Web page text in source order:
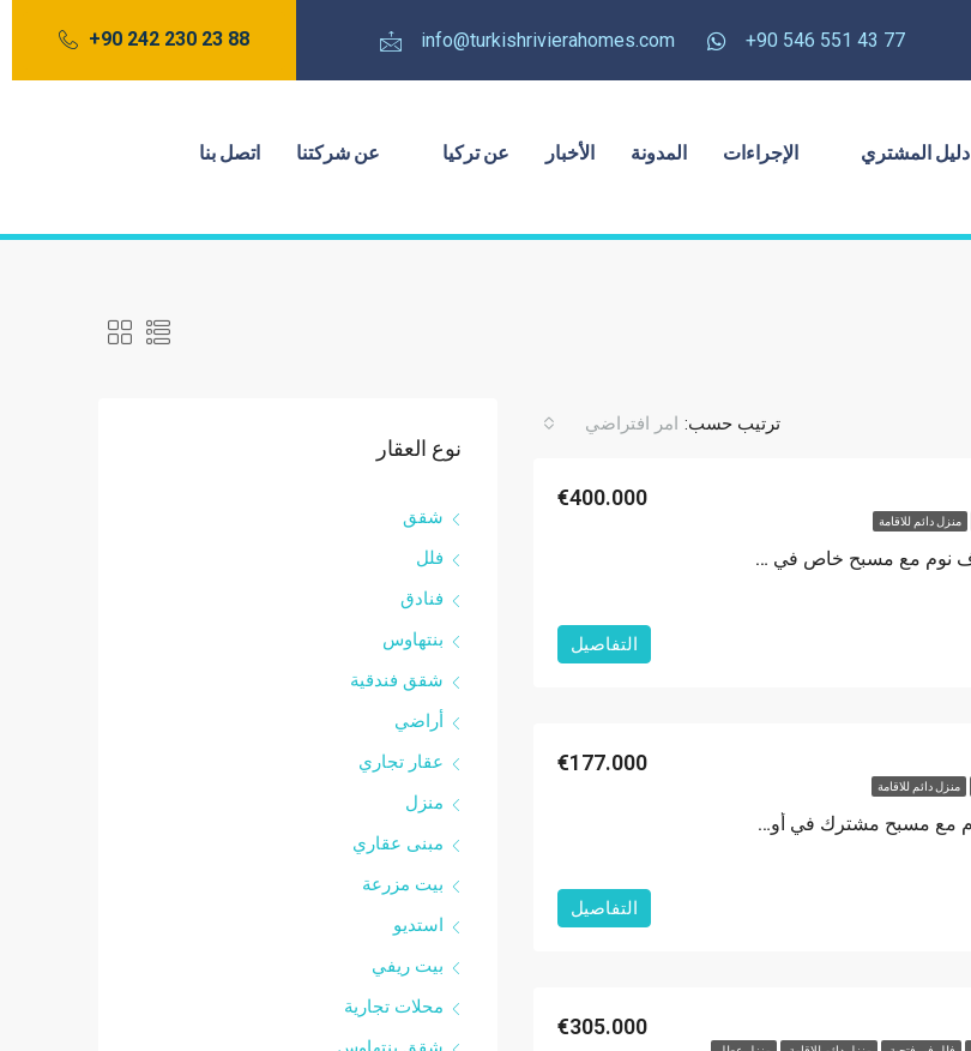
77 43 551 546 90+
info@turkishrivierahomes.com
88 23 230 242 90+
دليل المشتري الإجراءات المدونة الأخبار عن تركيا عن شركتنا اتصل بنا
ترتيب حسب: امر افتراضي
منزل دائم للاقامة
فيلا دوبلكس فاخرة ب3 غرف نوم مع مسبح خاص في اوفاجيك الهادئة، فتحية
€400.000
التفاصيل
منزل دائم للاقامة
شقة دوبلكس مع 3 غرف نوم مع مسبح مشترك في أوفاجيك
€177.000
التفاصيل
€305.000
نوع العقار
شقق
فلل
فنادق
بنتهاوس
شقق فندقية
أراضي
عقار تجاري
منزل
مبنى عقاري
بيت مزرعة
استديو
بيت ريفي
محلات تجارية